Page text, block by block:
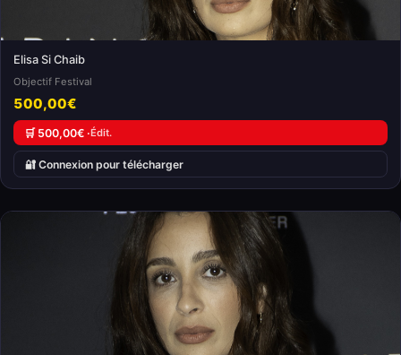
Elisa Si Chaib
Objectif Festival
500,00€
🛒 500,00€ ·Édit.
🔐 Connexion pour télécharger